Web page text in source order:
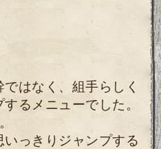
はなく、組手らしく
るメニューでした。
っきりジャンプする